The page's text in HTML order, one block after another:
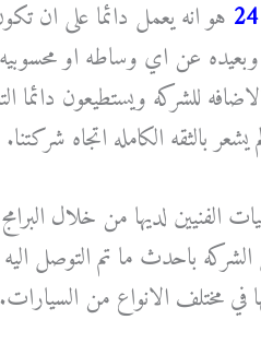
هو انه يعمل دائما على ان
وبعيده عن اي وساطه او
للشركه ويستطيعون دائما
بالثقه الكامله اتجاه شركتنا.
لديها من خلال البرامج
باحدث ما تم التوصل
في مختلف الانواع من السيارات.